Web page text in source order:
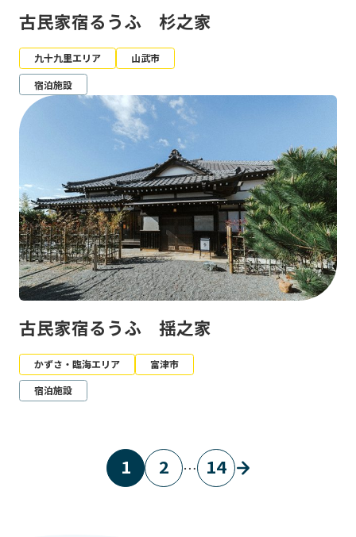
古民家宿るうふ 杉之家
九十九里エリア
山武市
宿泊施設
古民家宿るうふ 揺之家
かずさ・臨海エリア
富津市
宿泊施設
1 2 … 14